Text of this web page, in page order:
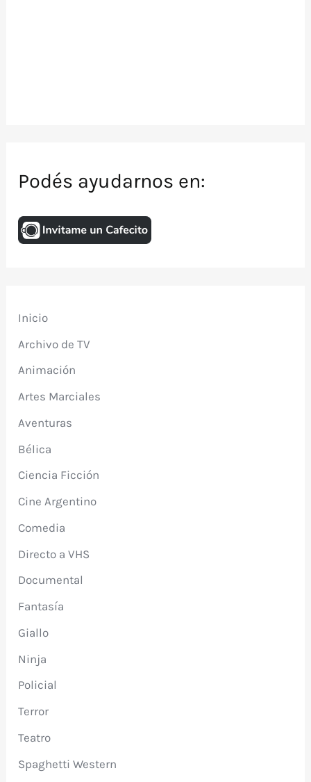
Podés ayudarnos en:
Inicio
Archivo de TV
Animación
Artes Marciales
Aventuras
Bélica
Ciencia Ficción
Cine Argentino
Comedia
Directo a VHS
Documental
Fantasía
Giallo
Ninja
Policial
Terror
Teatro
Spaghetti Western